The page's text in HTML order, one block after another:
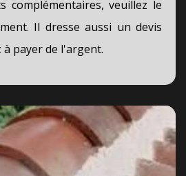
complémentaires, veuillez le
Il dresse aussi un devis
à payer de l'argent.